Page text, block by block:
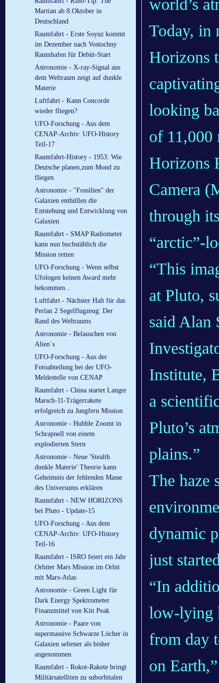
Martian ab 8.Oktober in
Deutschland
Raumfahrt - Erste Soyuz kommt
im Dezember nach Vostochny
Raumhafen für Debüt-Start
Astronomie - X-ray-Signal aus
dem Weltraum zeigt auf dunkle
Materie
Luftfahrt - Kann Concorde
wieder fliegen?
UFO-Forschung - Aus dem
CENAP-Archiv: UFO-History
Teil-17
Raumfahrt-History - 1953: Wie
Deutsche planen,zum Mond zu
fliegen
Astronomie - "Fossilien" der
Galaxien enthüllen die
Entstehung und Entwicklung von
Galaxien
Raumfahrt - SMAP Radiometer
kann nun buchstäblich die
Mission retten
UFO-Forschung - Wenn selbst
Ufologen keinen Award mehr
bekommen...
Luftfahrt - Nächster Halt für das
Perlan 2 Segelflugzeug: Der
Rand des Weltraums
Astronomie - Belauschen von
Alien´s
UFO-Forschung - Aus der
Fotoabteilung bei der UFO-
Meldestelle von CENAP
Raumfahrt - China startet Langer
Marsch-11-Trägerrakete
erfolgreich zu Jungfern Mission
Astronomie - Hubble Zoomt in
Schrapnell von einem
explodierten Stern
Astronomie - Neue 'Stealth
dunkle Materie' Theorie kann
Geheimnis der fehlenden Masse
des Universums erklären
Raumfahrt - NEW HORIZONS
bei Pluto - Update-15
UFO-Forschung - Aus dem
CENAP-Archiv: UFO-History
Teil-16
Raumfahrt - ISRO feiert ein Jahr
Orbiter Mars Mission im Orbit
mit Mars-Atlas
Astronomie - Green Light für
Dark Energy Spektrometer
Finanzmittel von Kitt Peak
Astronomie - Paare von
supermassive Schwarze Löcher in
Galaxien seltener als bisher
angenommen
Raumfahrt - Rokot-Rakete bringt
Militärsatelliten zu suborbitalen
world’s
Today, in
Horizons
looking
of 11,000
Horizons
Camera
through
“arctic”-
“This
at Pluto,
said Alan
Institute,
a
Pluto’s
plains.”
The haze
dynamic
just
“In
low-lying
from day
on